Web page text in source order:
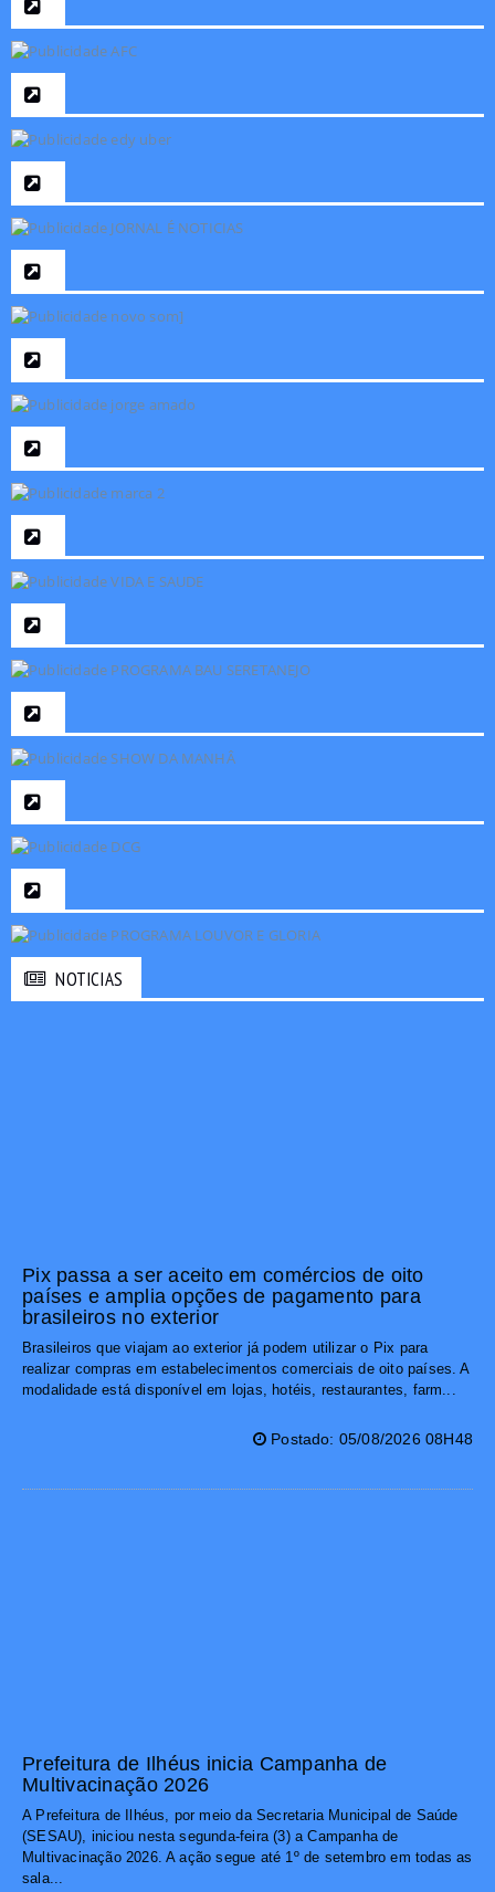
NOTICIAS
Pix passa a ser aceito em comércios de oito
países e amplia opções de pagamento para
brasileiros no exterior
Brasileiros que viajam ao exterior já podem utilizar o Pix para
realizar compras em estabelecimentos comerciais de oito países. A
modalidade está disponível em lojas, hotéis, restaurantes, farm...
Postado: 05/08/2026 08H48
Prefeitura de Ilhéus inicia Campanha de
Multivacinação 2026
A Prefeitura de Ilhéus, por meio da Secretaria Municipal de Saúde
(SESAU), iniciou nesta segunda-feira (3) a Campanha de
Multivacinação 2026. A ação segue até 1º de setembro em todas as
sala...